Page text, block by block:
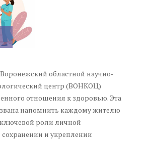
областной научно-
центр (ВОНКОЦ)
отношения к здоровью. Эта
напомнить каждому жителю
роли личной
сохранении и укреплении